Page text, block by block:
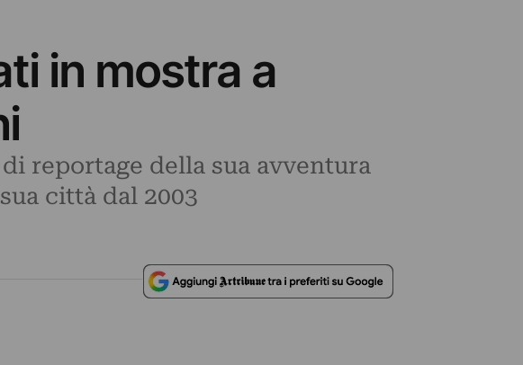
in mostra a
reportage della sua avventura
città dal 2003